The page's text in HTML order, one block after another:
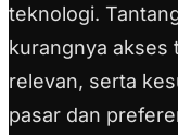
teknologi.
kurangnya akses
relevan, serta
pasar dan